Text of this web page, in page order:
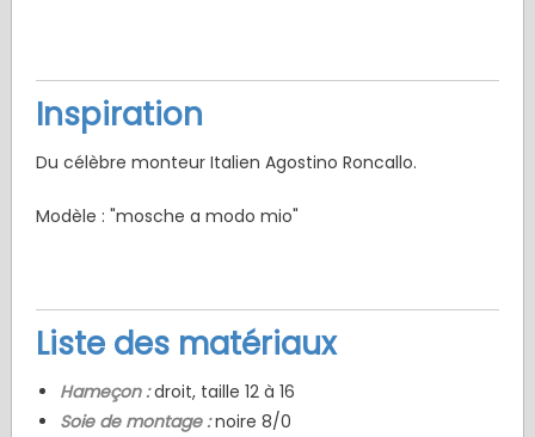
Inspiration
Du célèbre monteur Italien Agostino Roncallo.
Modèle : "mosche a modo mio"
Liste des matériaux
Hameçon :droit, taille 12 à 16
Soie de montage :noire 8/0